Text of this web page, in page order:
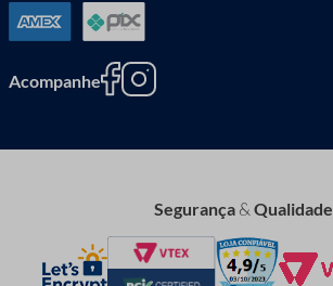
Acompanhe
Segurança&Qualidade